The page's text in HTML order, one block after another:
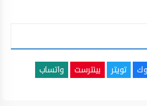
تويتر بينترست
واتساب